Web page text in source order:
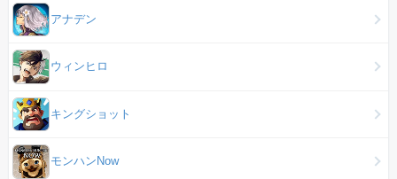
アナデン
ウィンヒロ
キングショット
モンハンNow